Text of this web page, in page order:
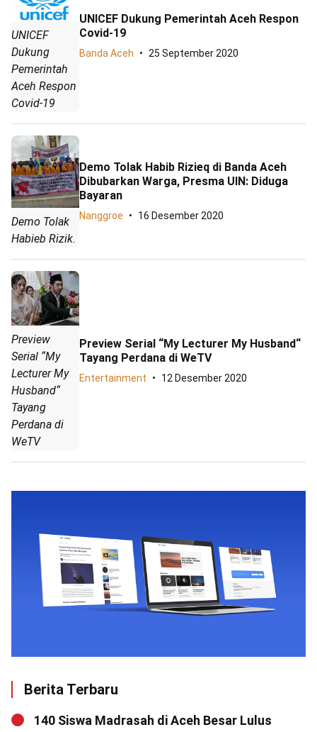
UNICEF
Dukung
Pemerintah
Aceh Respon
Covid-19
UNICEF Dukung Pemerintah Aceh Respon
Covid-19
Banda Aceh 25 September 2020
Demo Tolak
Habieb Rizik.
Demo Tolak Habib Rizieq di Banda Aceh
Dibubarkan Warga, Presma UIN: Diduga
Bayaran
Nanggroe 16 Desember 2020
Preview
Serial “My
Lecturer My
Husband“
Tayang
Perdana di
WeTV
Preview Serial “My Lecturer My Husband“
Tayang Perdana di WeTV
Entertainment 12 Desember 2020
Berita Terbaru
140 Siswa Madrasah di Aceh Besar Lulus